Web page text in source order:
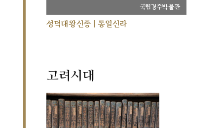
국립경주박물관
성덕대왕신종 | 통일신라
고려시대